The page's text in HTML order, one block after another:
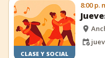
CLASE Y SOCIAL
8:00 p.